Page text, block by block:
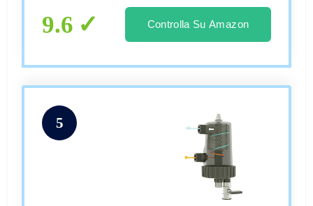
9.6 Controlla Su Amazon
5